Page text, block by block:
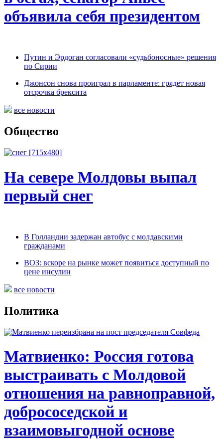
объявила себя президентом
Путин и Эрдоган согласовали «судьбоносные» решения
по Сирии
Джонсон снова проиграл в парламенте: грядет новая
отсрочка брексита
все новости
Общество
На севере Молдовы выпал
первый снег
В Голландии задержан автобус с молдавскими
гражданами
ВОЗ: вскоре на рынке может появиться доступный по
цене инсулин
все новости
Политика
Матвиенко: Россия готова
выстраивать с Молдовой
отношения на равноправной,
добрососедской и
взаимовыгодной основе